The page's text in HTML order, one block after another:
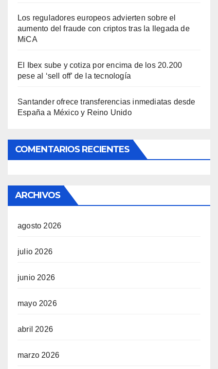
Los reguladores europeos advierten sobre el
aumento del fraude con criptos tras la llegada de
MiCA
El Ibex sube y cotiza por encima de los 20.200
pese al ‘sell off’ de la tecnología
Santander ofrece transferencias inmediatas desde
España a México y Reino Unido
COMENTARIOS RECIENTES
ARCHIVOS
agosto 2026
julio 2026
junio 2026
mayo 2026
abril 2026
marzo 2026